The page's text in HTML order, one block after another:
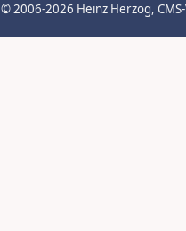
© 2006-2026 Heinz Herzog,